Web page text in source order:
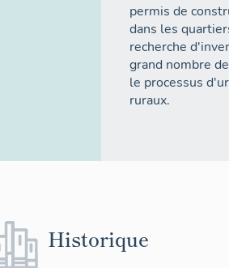
permis de
dans les
recherche
grand nombre
le processus
ruraux.
Historique